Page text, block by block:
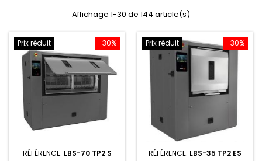
Affichage 1-30 de 144 article(s)
-30%
Prix réduit
RÉFÉRENCE: LBS-70 TP2 S
-30%
Prix réduit
RÉFÉRENCE: LBS-35 TP2 ES